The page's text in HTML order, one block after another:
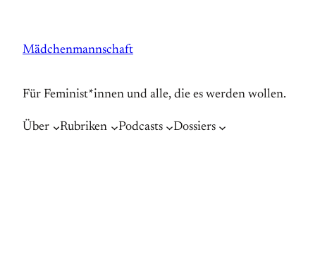
springen
Mädchenmannschaft
Für Feminist*innen und alle, die es werden wollen.
Über Rubriken Podcasts Dossiers